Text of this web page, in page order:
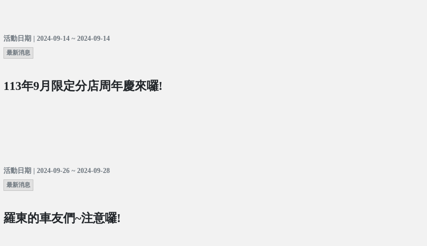
活動日期 | 2024-09-14 ~ 2024-09-14
最新消息
113年9月限定分店周年慶來囉!
活動日期 | 2024-09-26 ~ 2024-09-28
最新消息
羅東的車友們~注意囉!